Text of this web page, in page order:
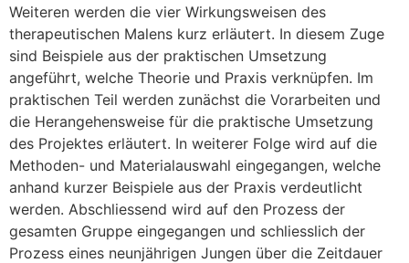
Weiteren werden die vier Wirkungsweisen des
therapeutischen Malens kurz erläutert. In diesem Zuge
sind Beispiele aus der praktischen Umsetzung
angeführt, welche Theorie und Praxis verknüpfen. Im
praktischen Teil werden zunächst die Vorarbeiten und
die Herangehensweise für die praktische Umsetzung
des Projektes erläutert. In weiterer Folge wird auf die
Methoden- und Materialauswahl eingegangen, welche
anhand kurzer Beispiele aus der Praxis verdeutlicht
werden. Abschliessend wird auf den Prozess der
gesamten Gruppe eingegangen und schliesslich der
Prozess eines neunjährigen Jungen über die Zeitdauer